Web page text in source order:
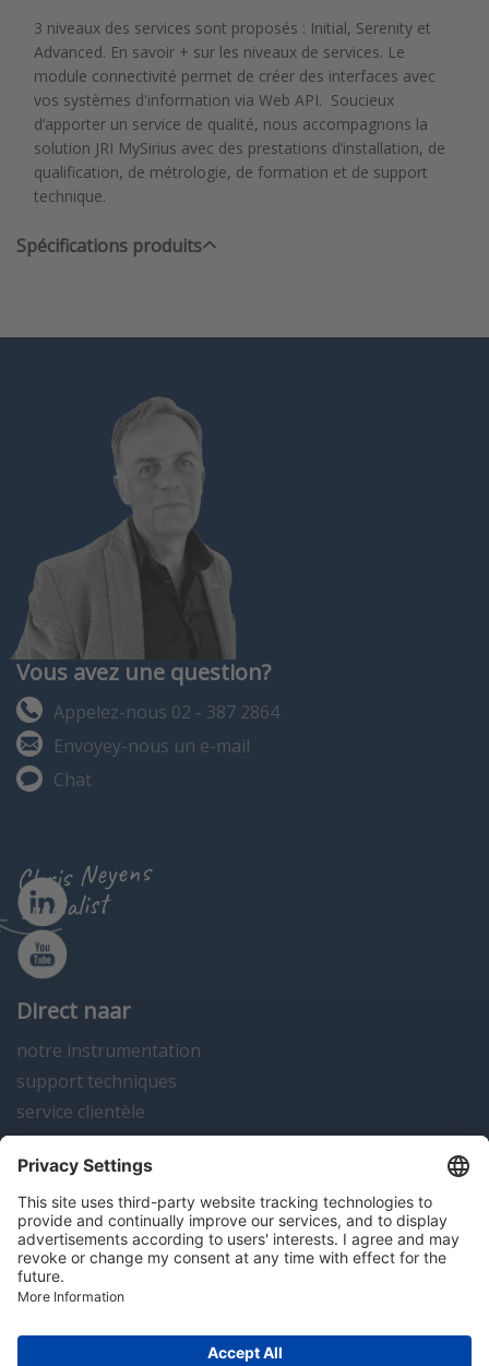
3 niveaux des services sont proposés : Initial, Serenity et
Advanced. En savoir + sur les niveaux de services. Le
module connectivité permet de créer des interfaces avec
vos systèmes d'information via Web API. Soucieux
d’apporter un service de qualité, nous accompagnons la
solution JRI MySirius avec des prestations d’installation, de
qualification, de métrologie, de formation et de support
technique.
Spécifications produits
Vous avez une question?
Appelez-nous 02 - 387 2864
Envoyey-nous un e-mail
Chat
Chris Neyens
specialist
Direct naar
notre instrumentation
support techniques
service clientèle
actualités
contact
Algemene voorwaarden Disclaimer
Colofon
Copyright; 2026 Hitma B.V.. Tous droits réservés.